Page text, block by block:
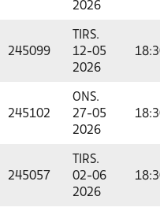
2026
245099
TIRS.
12-05
2026
245102
ONS.
27-05
2026
245057
TIRS.
02-06
2026